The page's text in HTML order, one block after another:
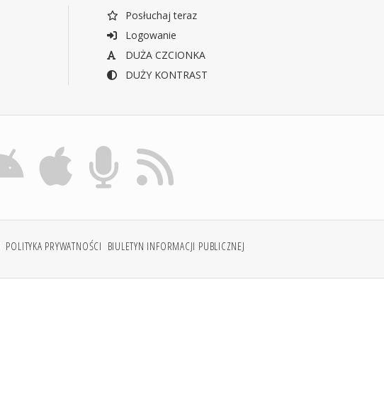
Posłuchaj teraz
Logowanie
DUŻA CZCIONKA
DUŻY KONTRAST
POLITYKA PRYWATNOŚCI BIULETYN INFORMACJI PUBLICZNEJ